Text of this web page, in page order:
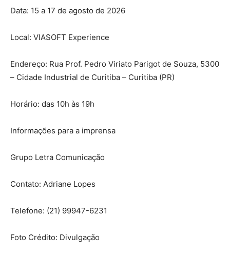
Data: 15 a 17 de agosto de 2026
Local: VIASOFT Experience
Endereço: Rua Prof. Pedro Viriato Parigot de Souza, 5300
– Cidade Industrial de Curitiba – Curitiba (PR)
Horário: das 10h às 19h
Informações para a imprensa
Grupo Letra Comunicação
Contato: Adriane Lopes
Telefone: (21) 99947-6231
Foto Crédito: Divulgação